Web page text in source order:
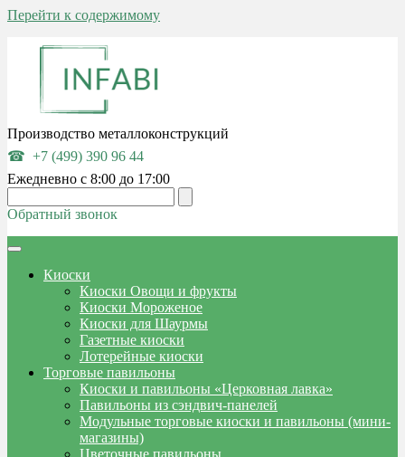
Перейти к содержимому
Производство металлоконструкций
+7 (499) 390 96 44
Ежедневно с 8:00 до 17:00
Обратный звонок
Киоски
Киоски Овощи и фрукты
Киоски Мороженое
Киоски для Шаурмы
Газетные киоски
Лотерейные киоски
Торговые павильоны
Киоски и павильоны «Церковная лавка»
Павильоны из сэндвич-панелей
Модульные торговые киоски и павильоны (мини-
магазины)
Цветочные павильоны